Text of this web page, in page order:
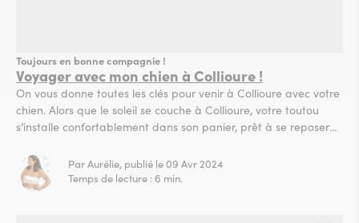
Voyager avec mon chien à Collioure !
Toujours en bonne compagnie !
On vous donne toutes les clés pour venir à Collioure avec votre
chien. Alors que le soleil se couche à Collioure, votre toutou
s’installe confortablement dans son panier, prêt à se reposer
délicieuses senteurs des ruelles de Collioure, la vue magnifique
qu’il a...
Par Aurélie, publié le 09 Avr 2024
Temps de lecture : 6 min.